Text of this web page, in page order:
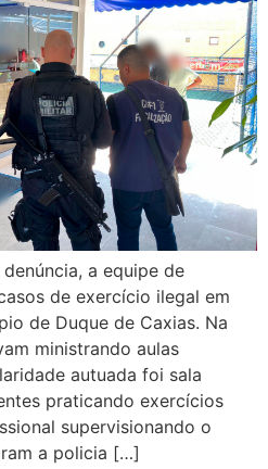
a equipe de
de exercício ilegal em
de Duque de Caxias. Na
ministrando aulas
autuada foi sala
praticando exercícios
supervisionando o
a policia […]